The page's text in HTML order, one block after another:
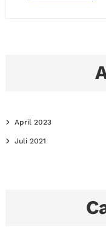
April 2023
Juli 2021